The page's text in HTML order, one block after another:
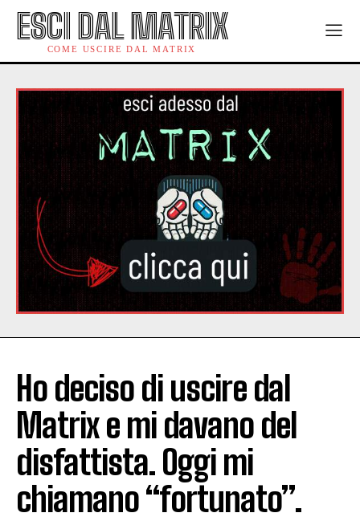
ESCI DAL MATRIX
COME USCIRE DAL MATRIX
Ho deciso di uscire dal
Matrix e mi davano del
disfattista. Oggi mi
chiamano “fortunato”.